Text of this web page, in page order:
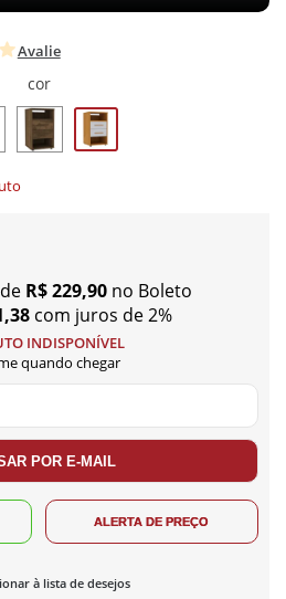
Avalie
cor
R$ 229,90 no Boleto
com juros de 2%
INDISPONÍVEL
quando chegar
à lista de desejos